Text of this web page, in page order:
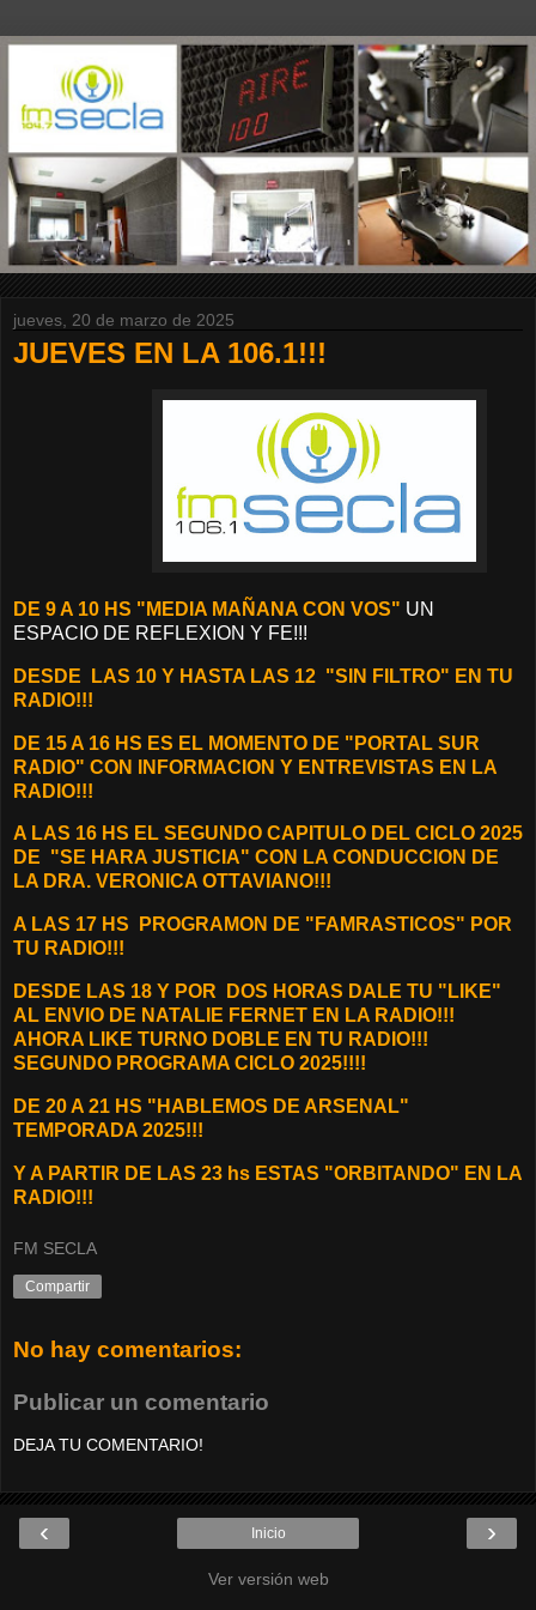
jueves, 20 de marzo de 2025
JUEVES EN LA 106.1!!!
DE 9 A 10 HS "MEDIA MAÑANA CON VOS" UN
ESPACIO DE REFLEXION Y FE!!!
DESDE
LAS 10 Y HASTA LAS 12 "SIN FILTRO" EN TU
RADIO!!!
DE 15 A 16 HS ES EL MOMENTO DE "PORTAL SUR
RADIO" CON INFORMACION Y ENTREVISTAS EN LA
RADIO!!!
A LAS 16 HS EL SEGUNDO CAPITULO DEL CICLO 2025
DE "SE HARA JUSTICIA" CON LA CONDUCCION DE
LA DRA. VERONICA OTTAVIANO!!!
A LAS 17 HS PROGRAMON DE "FAMRASTICOS" POR
TU RADIO!!!
DESDE LAS 18 Y POR DOS HORAS DALE TU "LIKE"
AL ENVIO DE NATALIE FERNET EN LA RADIO!!!
AHORA LIKE TURNO DOBLE EN TU RADIO!!!
SEGUNDO PROGRAMA CICLO 2025!!!!
DE 20 A 21 HS "HABLEMOS DE ARSENAL"
TEMPORADA 2025!!!
Y A PARTIR DE LAS 23 hs ESTAS "ORBITANDO" EN LA
RADIO!!!
FM SECLA
Compartir
No hay comentarios:
Publicar un comentario
DEJA TU COMENTARIO!
‹ ›
Inicio
Ver versión web